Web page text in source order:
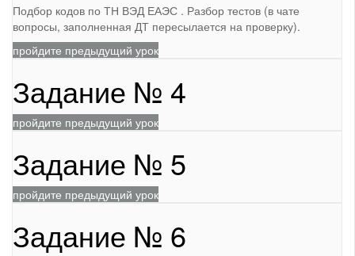
Подбор кодов по ТН ВЭД ЕАЭС . Разбор тестов (в чате
вопросы, заполненная ДТ пересылается на проверку).
пройдите предыдущий урок
Задание № 4
пройдите предыдущий урок
Задание № 5
пройдите предыдущий урок
Задание № 6